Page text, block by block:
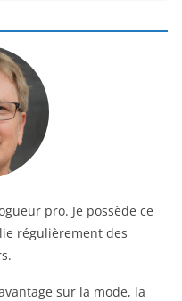
pro. Je possède ce
régulièrement des
sur la mode, la